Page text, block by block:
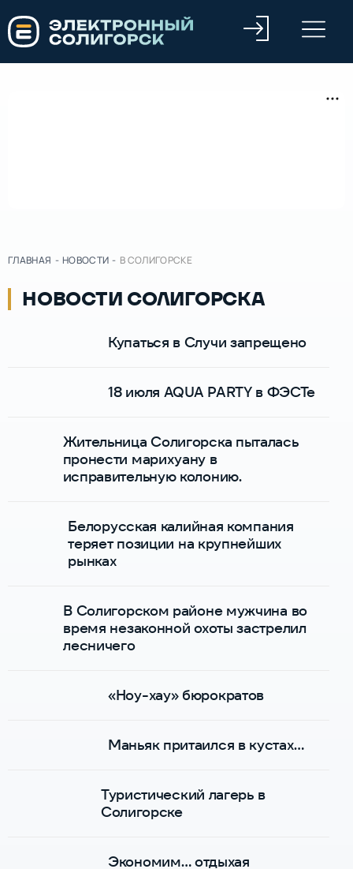
ГЛАВНАЯ - НОВОСТИ - В СОЛИГОРСКЕ
НОВОСТИ СОЛИГОРСКА
Купаться в Случи запрещено
18 июля AQUA PARTY в ФЭСТе
Жительница Солигорска пыталась
пронести марихуану в
исправительную колонию.
Белорусская калийная компания
теряет позиции на крупнейших
рынках
В Солигорском районе мужчина во
время незаконной охоты застрелил
лесничего
«Ноу-хау» бюрократов
Маньяк притаился в кустах…
Туристический лагерь в
Солигорске
Экономим… отдыхая